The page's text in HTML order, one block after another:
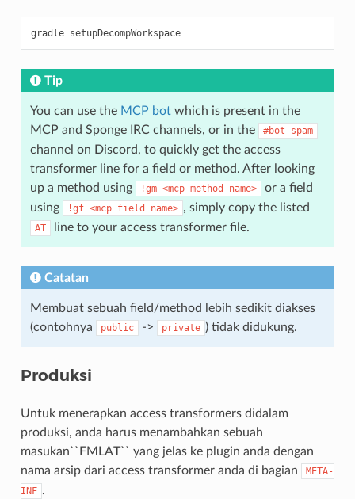
gradle setupDecompWorkspace
Tip
You can use the MCP botwhich is present in the
MCP and Sponge IRC channels, or in the
#bot-spam
channel on Discord, to quickly get the access
transformer line for a field or method. After looking
up a method using
!gm <mcp method name>
or a field
using
!gf <mcp field name> , simply copy the listed
AT line to your access transformer file.
Catatan
Membuat sebuah field/method lebih sedikit diakses
(contohnya
public -> private ) tidak didukung.
Produksi
Untuk menerapkan access transformers didalam
produksi, anda harus menambahkan sebuah
masukan``FMLAT`` yang jelas ke plugin anda dengan
nama arsip dari access transformer anda di bagian
META-
INF .